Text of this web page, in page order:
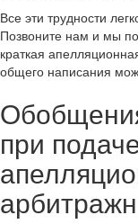
Все эти трудности
Позвоните нам и мы
краткая
общего написания
при